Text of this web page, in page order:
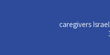
הארגון הישראלי לבני משפחה מטפלים caregivers Israel